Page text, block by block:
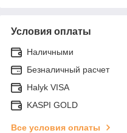
Условия оплаты
Наличными
Безналичный расчет
Halyk VISA
KASPI GOLD
Все условия оплаты